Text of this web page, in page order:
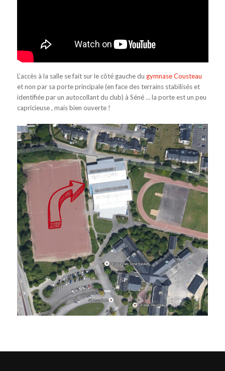
L’accès à la salle se fait sur le côté gauche du gymnase Cousteau
et non par sa porte principale (en face des terrains stabilisés et
identifiée par un autocollant du club) à Séné … la porte est un peu
capricieuse , mais bien ouverte !